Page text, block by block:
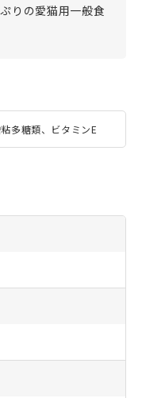
りの愛猫用一般食
多糖類、ビタミンE